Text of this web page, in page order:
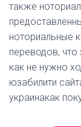
также
ноториальные
переводов, что
как не нужно
юзабилити
украинакак